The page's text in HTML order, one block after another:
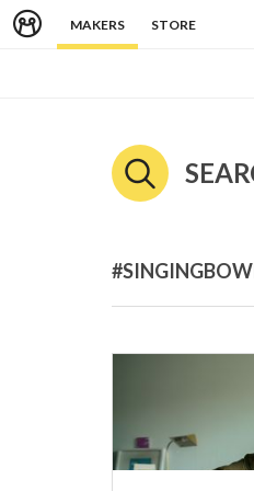
MAKERS STORE